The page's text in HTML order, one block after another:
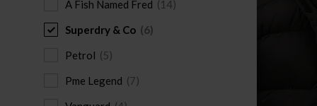
A Fish Named Fred (14)
Superdry & Co (6)
Petrol (5)
Pme Legend (7)